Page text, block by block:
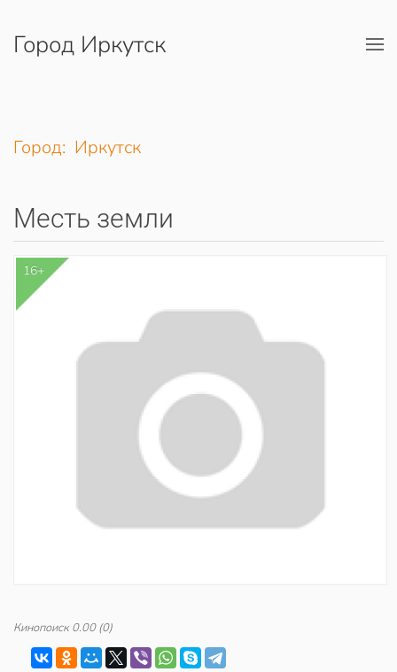
Перейти к содержимому
Город Иркутск
Город: Иркутск
Месть земли
16+
Кинопоиск 0.00(0)